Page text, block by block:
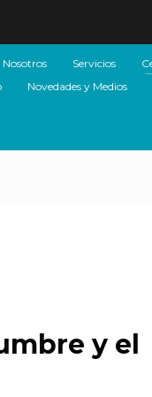
Nosotros Servicios
Novedades y Medios
y el